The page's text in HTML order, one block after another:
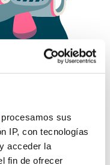
procesamos sus
IP, con tecnologías
acceder la
fin de ofrecer
como